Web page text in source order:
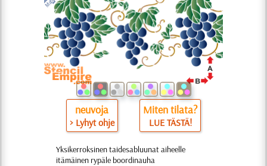
neuvoja
> Lyhyt ohje
Miten tilata?
LUE TÄSTÄ!
Yksikerroksinen taidesabluunat aiheelle
itämäinen rypäle boordinauha